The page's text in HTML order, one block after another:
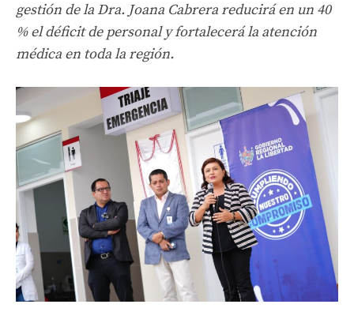
gestión de la Dra. Joana Cabrera reducirá en un 40
% el déficit de personal y fortalecerá la atención
médica en toda la región.